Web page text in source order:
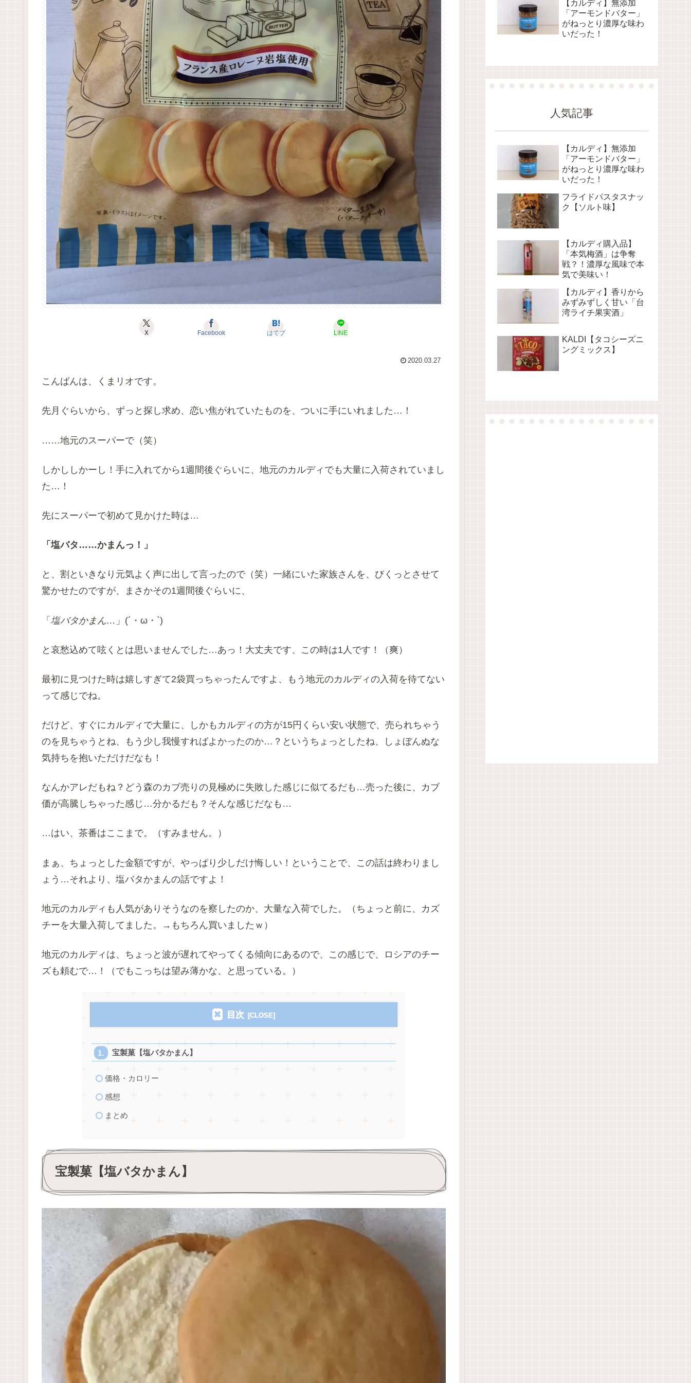
X Facebook はてブ LINE
2020.03.27
こんばんは、くまリオです。
先月ぐらいから、ずっと探し求め、恋い焦がれていたものを、ついに手にいれました…！
……地元のスーパーで（笑）
しかししかーし！手に入れてから1週間後ぐらいに、地元のカルディでも大量に入荷されていまし
た…！
先にスーパーで初めて見かけた時は…
「塩バタ……かまんっ！」
と、割といきなり元気よく声に出して言ったので（笑）一緒にいた家族さんを、びくっとさせて
驚かせたのですが、まさかその1週間後ぐらいに、
「 塩バタかまん… 」(´・ω・`)
と哀愁込めて呟くとは思いませんでした…あっ！大丈夫です、この時は1人です！（爽）
最初に見つけた時は嬉しすぎて2袋買っちゃったんですよ、もう地元のカルディの入荷を待てない
って感じでね。
だけど、すぐにカルディで大量に、しかもカルディの方が15円くらい安い状態で、売られちゃう
のを見ちゃうとね、もう少し我慢すればよかったのか…？というちょっとしたね、しょぼんぬな
気持ちを抱いただけだなも！
なんかアレだもね？どう森のカブ売りの見極めに失敗した感じに似てるだも…売った後に、カブ
価が高騰しちゃった感じ…分かるだも？そんな感じだなも…
…はい、茶番はここまで。（すみません。）
まぁ、ちょっとした金額ですが、やっぱり少しだけ悔しい！ということで、この話は終わりまし
ょう…それより、塩バタかまんの話ですよ！
地元のカルディも人気がありそうなのを察したのか、大量な入荷でした。（ちょっと前に、カズ
チーを大量入荷してました。→もちろん買いましたｗ）
地元のカルディは、ちょっと波が遅れてやってくる傾向にあるので、この感じで、ロシアのチー
ズも頼むで…！（でもこっちは望み薄かな、と思っている。）
目次
宝製菓【塩バタかまん】
価格・カロリー
感想
まとめ
宝製菓【塩バタかまん】
【カルディ】無添加
「アーモンドバター」
がねっとり濃厚な味わ
いだった！
人気記事
【カルディ】無添加
「アーモンドバター」
がねっとり濃厚な味わ
いだった！
フライドパスタスナッ
ク【ソルト味】
【カルディ購入品】
「本気梅酒」は争奪
戦？！濃厚な風味で本
気で美味い！
【カルディ】香りから
みずみずしく甘い「台
湾ライチ果実酒」
KALDI【タコシーズニ
ングミックス】